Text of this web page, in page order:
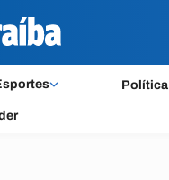
Política